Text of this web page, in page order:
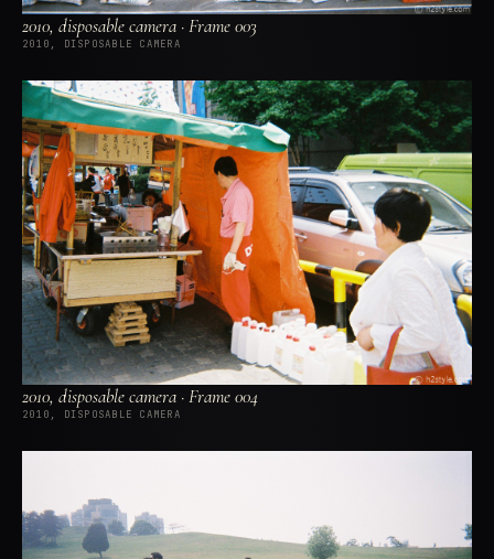
2010, disposable camera · Frame 003
2010, DISPOSABLE CAMERA
2010, disposable camera · Frame 004
2010, DISPOSABLE CAMERA